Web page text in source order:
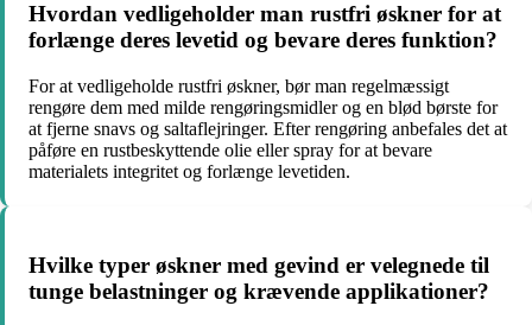
Hvordan vedligeholder man rustfri øskner for at
forlænge deres levetid og bevare deres funktion?
For at vedligeholde rustfri øskner, bør man regelmæssigt
rengøre dem med milde rengøringsmidler og en blød børste for
at fjerne snavs og saltaflejringer. Efter rengøring anbefales det at
påføre en rustbeskyttende olie eller spray for at bevare
materialets integritet og forlænge levetiden.
Hvilke typer øskner med gevind er velegnede til
tunge belastninger og krævende applikationer?